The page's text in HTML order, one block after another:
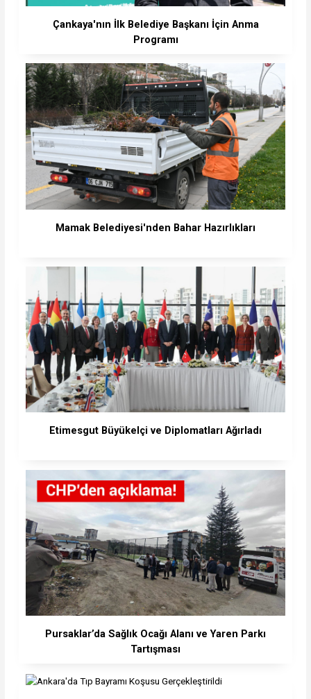
Çankaya'nın İlk Belediye Başkanı İçin Anma
Programı
Mamak Belediyesi'nden Bahar Hazırlıkları
Etimesgut Büyükelçi ve Diplomatları Ağırladı
Pursaklar’da Sağlık Ocağı Alanı ve Yaren Parkı
Tartışması